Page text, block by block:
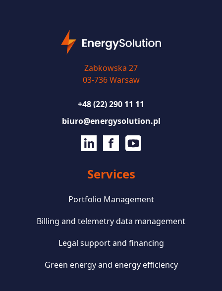
Zabkowska 27
03-736 Warsaw
+48 (22) 290 11 11
biuro@energysolution.pl
Services
Portfolio Management
Billing and telemetry data management
Legal support and financing
Green energy and energy efficiency